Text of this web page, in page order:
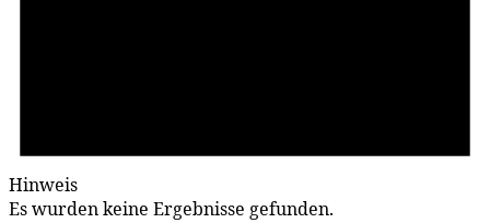
Hinweis
Es wurden keine Ergebnisse gefunden.